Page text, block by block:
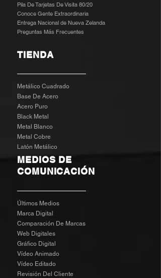
Pila De Tarjetas De Visita 80/20
Conoce Gente Extraordinaria
Entrega Nacional de Nueva Zelanda
Preguntas Más Frecuentes
TIENDA
MEDIOS DE
COMUNICACIÓN
Metálico Cuadrado
Base De Acero
Acero Puro
Black Metal
Metal Blanco
Metal Cobre
Latón Metálico
Últimos Medios
Marca Digital
Comparación De Marcas
Web Digitales
Gráfico Digital
Vídeo Animado
Vídeo Editado
Revisión Del Cliente